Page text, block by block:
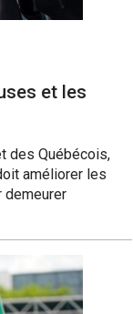
et les
des Québécois,
améliorer les
demeurer